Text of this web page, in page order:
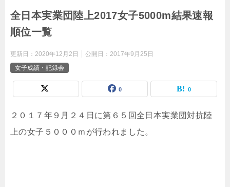
全日本実業団陸上2017女子5000m結果速報
順位一覧
更新日： 2020年12月2日 公開日： 2017年9月25日
女子成績・記録会
0 0
２０１７年９月２４日に第６５回全日本実業団対抗陸
上の女子５０００ｍが行われました。